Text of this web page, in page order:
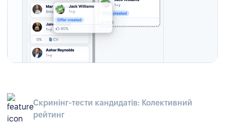
Скринінг-тести кандидатів: Колективний
рейтинг